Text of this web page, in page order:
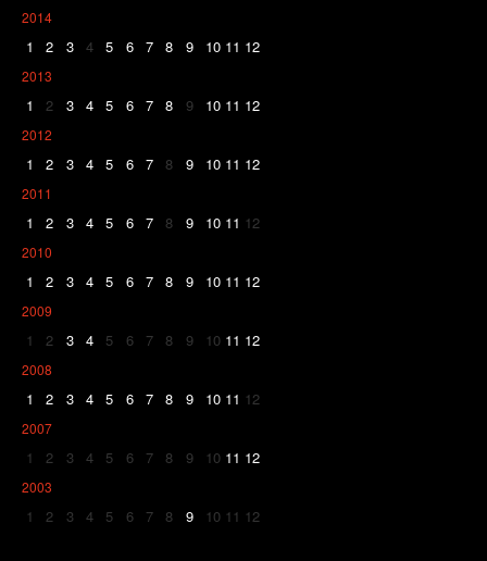
2014
1 2 3 4 5 6 7 8 9 10 11 12
2013
1 2 3 4 5 6 7 8 9 10 11 12
2012
1 2 3 4 5 6 7 8 9 10 11 12
2011
1 2 3 4 5 6 7 8 9 10 11 12
2010
1 2 3 4 5 6 7 8 9 10 11 12
2009
1 2 3 4 5 6 7 8 9 10 11 12
2008
1 2 3 4 5 6 7 8 9 10 11 12
2007
1 2 3 4 5 6 7 8 9 10 11 12
2003
1 2 3 4 5 6 7 8 9 10 11 12